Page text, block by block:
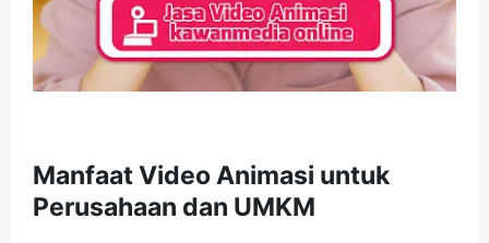
Manfaat Video Animasi untuk
Perusahaan dan UMKM